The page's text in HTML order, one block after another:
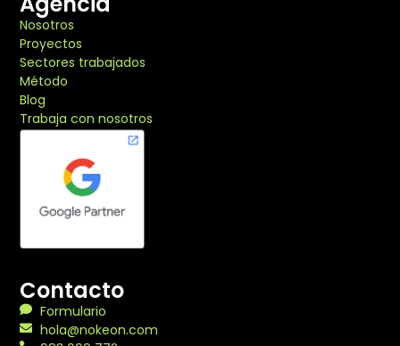
Nosotros
Proyectos
Sectores trabajados
Método
Blog
Trabaja con nosotros
Contacto
Formulario
hola@nokeon.com